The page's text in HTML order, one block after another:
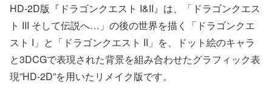
HD-2D版『ドラゴンクエスト I&II』は、「ドラゴンクエス
ト III そして伝説へ…」の後の世界を描く「ドラゴンクエ
スト I」と「ドラゴンクエスト II」を、ドット絵のキャラ
と3DCGで表現された背景を組み合わせたグラフィック表
現”HD-2D”を用いたリメイク版です。